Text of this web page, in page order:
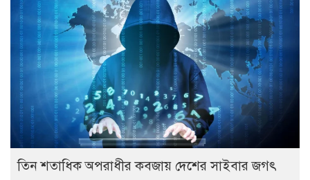
তিন শতাধিক অপরাধীর কবজায় দেশের সাইবার জগৎ